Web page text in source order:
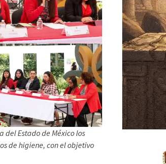
del Estado de México los
de higiene, con el objetivo